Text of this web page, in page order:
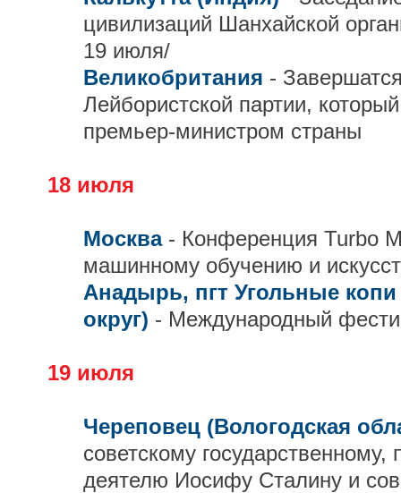
цивилизаций Шанхайской
19 июля/
Великобритания -
Лейбористской партии,
премьер-министром страны
18 июля
Москва - Конференция Turbo
машинному обучению и
Анадырь, пгт Угольные
округ) - Международный
19 июля
Череповец (Вологодская
советскому
деятелю Иосифу Сталину и